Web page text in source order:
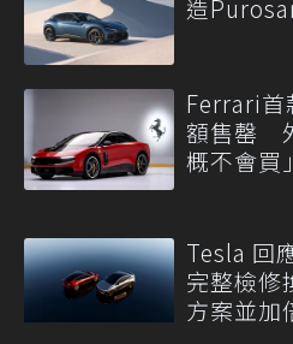
造
Ferrari首
額售罄
概不會買」
Tesla 回
完整檢修
方案並加